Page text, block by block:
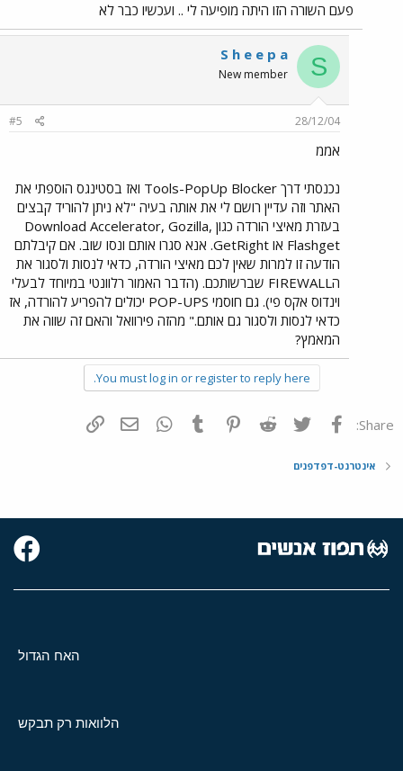
פעם השורה הזו היתה מופיעה לי .. ועכשיו כבר לא
S
S h e e p a
New member
28/12/04
#5
אממ
נכנסתי דרך Tools-PopUp Blocker ואז בסטינגס הוספתי את
האתר וזה עדיין רושם לי את אותה בעיה "לא ניתן להוריד קבצים
בעזרת מאיצי הורדה כגון Download Accelerator, Gozilla,
Flashget או GetRight. אנא סגרו אותם ונסו שוב. אם קיבלתם
הודעה זו למרות שאין לכם מאיצי הורדה, כדאי לנסות ולסגור את
הFIREWALL שברשותכם. (הדבר האמור רלוונטי במיוחד לבעלי
וינדוס אקס פי). גם חוסמי POP-UPS יכולים להפריע להורדה, אז
כדאי לנסות ולסגור גם אותם." מהזה פירוואל והאם זה שווה את
המאמץ?
You must log in or register to reply here.
Share: פייסבוק Twitter
Reddit
Pinterest
Tumblr
WhatsAppדואר אלקטרוני
אינטרנט-דפדפנים
האח הגדול
הלוואות רק תבקש